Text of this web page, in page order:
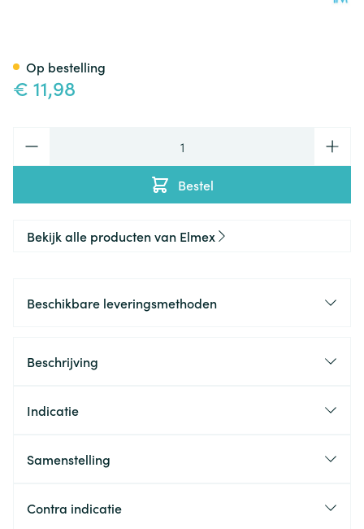
€ 11,98
Bestel
Op bestelling
Bekijk alle producten van Elmex
Beschikbare leveringsmethoden
Beschrijving
Indicatie
Samenstelling
Contra indicatie